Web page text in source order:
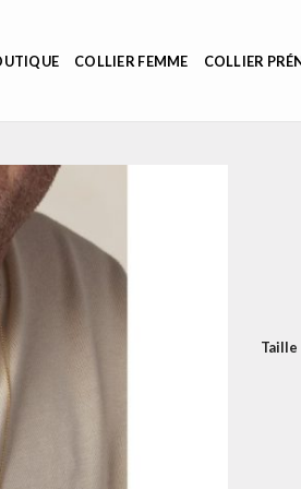
COLLIER FEMME COLLIER
Taille